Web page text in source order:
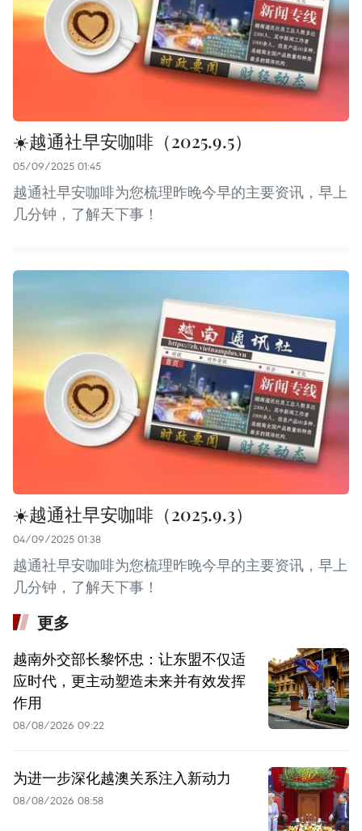
☀️越通社早安咖啡（2025.9.5）
05/09/2025 01:45
越通社早安咖啡为您梳理昨晚今早的主要资讯，早上
几分钟，了解天下事！
☀️越通社早安咖啡（2025.9.3）
04/09/2025 01:38
越通社早安咖啡为您梳理昨晚今早的主要资讯，早上
几分钟，了解天下事！
更多
越南外交部长黎怀忠：让东盟不仅适
应时代，更主动塑造未来并有效发挥
作用
08/08/2026 09:22
为进一步深化越澳关系注入新动力
08/08/2026 08:58